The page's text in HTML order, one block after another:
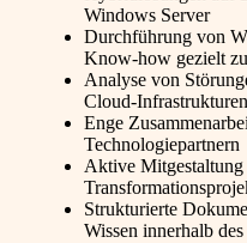
Windows Server
Durchführung von
Know-how gezielt
Analyse von
Cloud-Infrastrukturen
Enge
Technologiepartnern
Aktive
Strukturierte
Wissen innerhalb des